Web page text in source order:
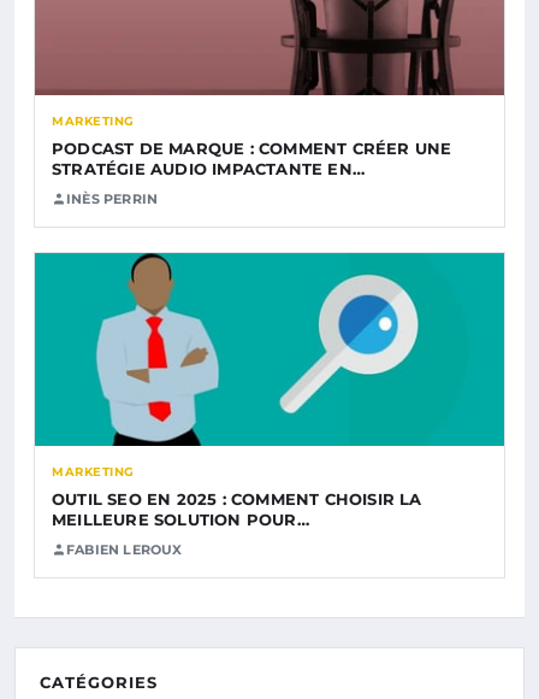
MARKETING
PODCAST DE MARQUE : COMMENT CRÉER UNE
STRATÉGIE AUDIO IMPACTANTE EN…
INÈS PERRIN
MARKETING
OUTIL SEO EN 2025 : COMMENT CHOISIR LA
MEILLEURE SOLUTION POUR…
FABIEN LEROUX
CATÉGORIES